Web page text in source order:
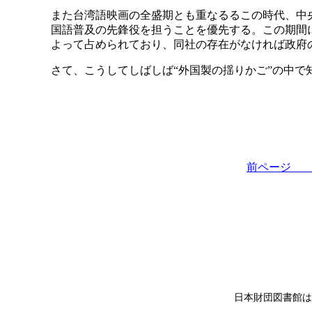
また台湾語映画の全盛期とも重なるるこの時代、
国語普及の先鋒役を担うことを優先する。この期
よって占められており、同社の存在がなければ政
さて、こうしてしばしば“外国製の揺りかご”の中
前ペー
日本財団図書館